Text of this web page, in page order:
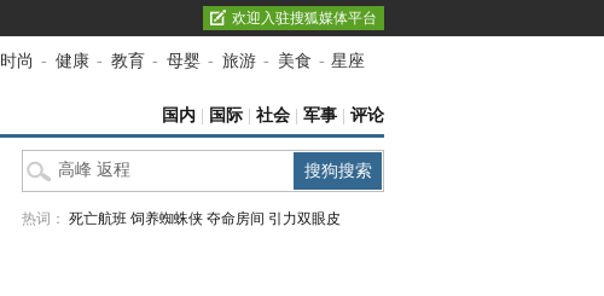
欢迎入驻搜狐媒体平台
时尚 - 健康 - 教育 - 母婴 - 旅游 - 美食 - 星座
国内 国际 社会 军事 评论
热词： 死亡航班 饲养蜘蛛侠 夺命房间 引力双眼皮